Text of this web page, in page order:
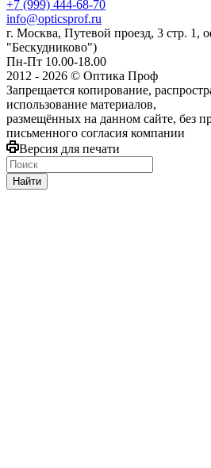
+7 (999) 444-68-70
info@opticsprof.ru
г. Москва, Путевой проезд, 3 стр.
"Бескудниково")
Пн-Пт 10.00-18.00
2012 - 2026 © Оптика Проф
Запрещается копирование,
использование материалов,
размещённых на данном сайте, без
письменного согласия компании
Версия для печати
Найти